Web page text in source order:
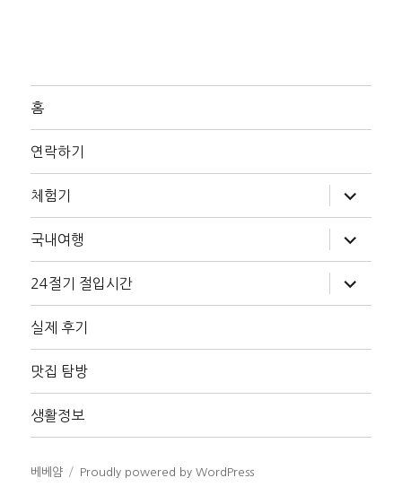
홈
연락하기
체험기
위
메
확
장
국내여행
위
메
확
장
24절기 절입시간
위
메
장
실제 후기
맛집 탐방
생활정보
베베얌 Proudly powered by WordPress